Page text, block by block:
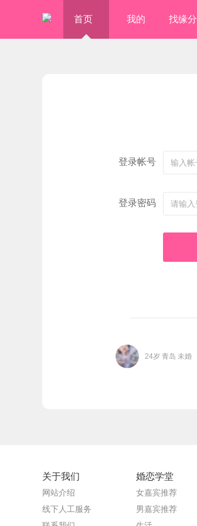
首页 我的 找缘分
登录帐号
登录密码
24岁 青岛 未婚
关于我们
网站介绍
线下人工服务
婚恋学堂
女嘉宾推荐
男嘉宾推荐